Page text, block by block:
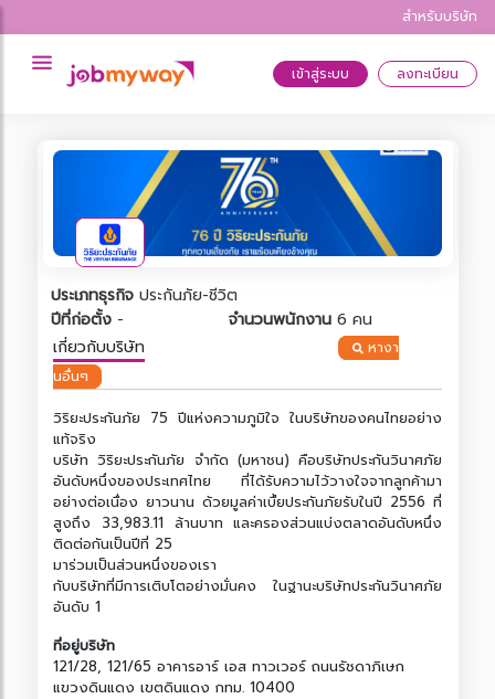
สำหรับบริษัท
เข้าสู่ระบบ ลงทะเบียน
ประเภทธุรกิจ ประกันภัย-ชีวิต
ปีที่ก่อตั้ง - จำนวนพนักงาน 6 คน
เกี่ยวกับบริษัท
หางา
นอื่นๆ
วิริยะประกันภัย 75 ปีแห่งความภูมิใจ ในบริษัทของคนไทยอย่าง
แท้จริง
บริษัท วิริยะประกันภัย จำกัด (มหาชน) คือบริษัทประกันวินาศภัย
อันดับหนึ่งของประเทศไทย ที่ได้รับความไว้วางใจจากลูกค้ามา
อย่างต่อเนื่อง ยาวนาน ด้วยมูลค่าเบื้ยประกันภัยรับในปี 2556 ที่
สูงถึง 33,983.11 ล้านบาท และครองส่วนแบ่งตลาดอันดับหนึ่ง
ติดต่อกันเป็นปีที่ 25
มาร่วมเป็นส่วนหนึ่งของเรา
กับบริษัทที่มีการเติบโตอย่างมั่นคง ในฐานะบริษัทประกันวินาศภัย
อันดับ 1
ที่อยู่บริษัท
121/28, 121/65 อาคารอาร์ เอส ทาวเวอร์ ถนนรัชดาภิเษก
แขวงดินแดง เขตดินแดง กทม. 10400